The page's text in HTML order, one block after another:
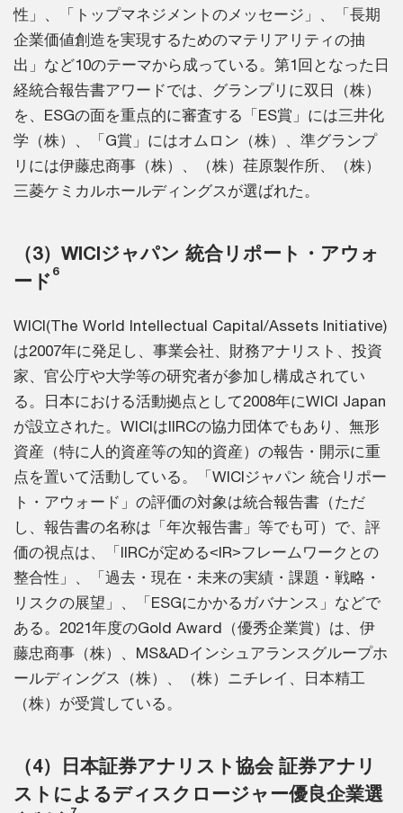
性」、「トップマネジメントのメッセージ」、「長期
企業価値創造を実現するためのマテリアリティの抽
出」など10のテーマから成っている。第1回となった日
経統合報告書アワードでは、グランプリに双日（株）
を、ESGの面を重点的に審査する「ES賞」には三井化
学（株）、「G賞」にはオムロン（株）、準グランプ
リには伊藤忠商事（株）、（株）荏原製作所、（株）
三菱ケミカルホールディングスが選ばれた。
（3）WICIジャパン 統合リポート・アウォ
ード 6
WICI(The World Intellectual Capital/Assets Initiative)
は2007年に発足し、事業会社、財務アナリスト、投資
家、官公庁や大学等の研究者が参加し構成されてい
る。日本における活動拠点として2008年にWICI Japan
が設立された。WICIはIIRCの協力団体でもあり、無形
資産（特に人的資産等の知的資産）の報告・開示に重
点を置いて活動している。「WICIジャパン 統合リポー
ト・アウォード」の評価の対象は統合報告書（ただ
し、報告書の名称は「年次報告書」等でも可）で、評
価の視点は、「IIRCが定める<IR>フレームワークとの
整合性」、「過去・現在・未来の実績・課題・戦略・
リスクの展望」、「ESGにかかるガバナンス」などで
ある。2021年度のGold Award（優秀企業賞）は、伊
藤忠商事（株）、MS&ADインシュアランスグループホ
ールディングス（株）、（株）ニチレイ、日本精工
（株）が受賞している。
（4）日本証券アナリスト協会 証券アナリ
ストによるディスクロージャー優良企業選